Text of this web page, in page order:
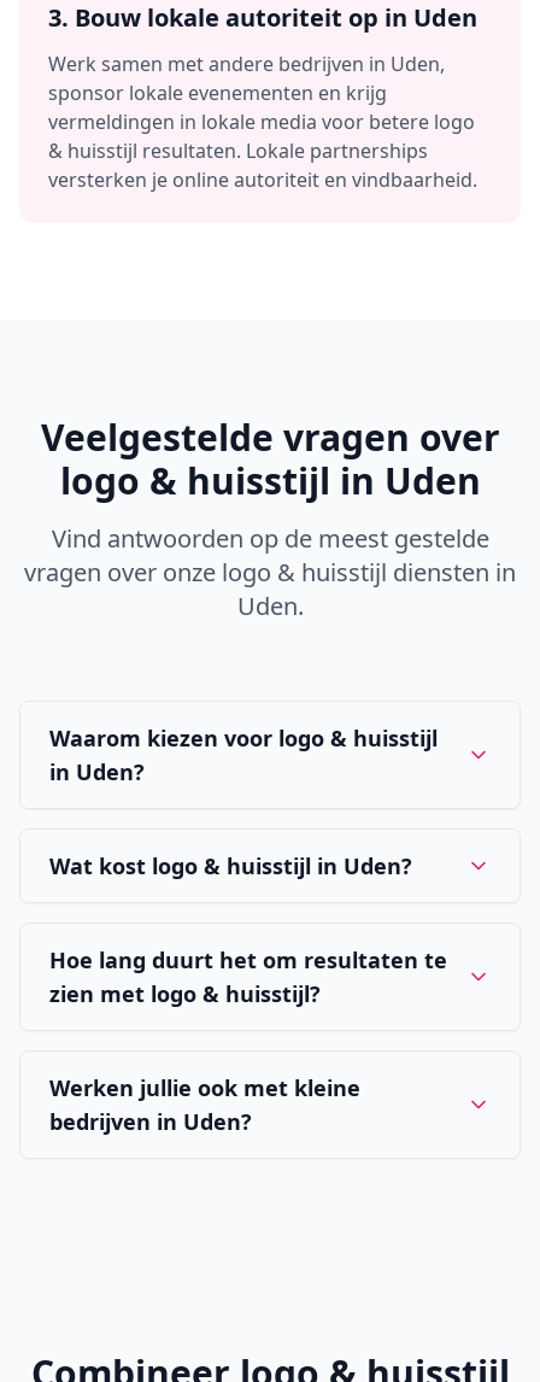
3. Bouw lokale autoriteit op in Uden
Werk samen met andere bedrijven in Uden,
sponsor lokale evenementen en krijg
vermeldingen in lokale media voor betere logo
& huisstijl resultaten. Lokale partnerships
versterken je online autoriteit en vindbaarheid.
Veelgestelde vragen over
logo & huisstijl in Uden
Vind antwoorden op de meest gestelde
vragen over onze logo & huisstijl diensten in
Uden.
Waarom kiezen voor logo & huisstijl
in Uden?
Wat kost logo & huisstijl in Uden?
Hoe lang duurt het om resultaten te
zien met logo & huisstijl?
Werken jullie ook met kleine
bedrijven in Uden?